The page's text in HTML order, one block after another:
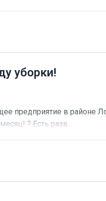
уборки!
предприятие в районе
? Есть разв...